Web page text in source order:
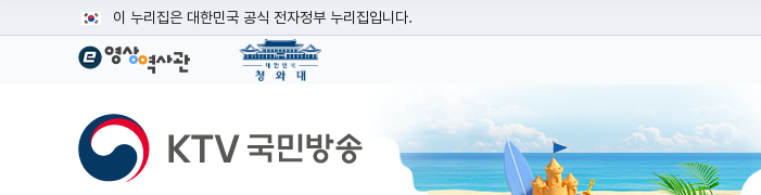
이 누리집은 대한민국 공식 전자정부 누리집입니다.
공식 누리집 주소 확인하기
이밖에 or.kr 또는 .kr등 다른 도메인 주소를 사용하고 있다면 아래 URL에서 도메인 주소를 확인해 보세요
운영중인 공식 누리집보기
KTV국민방송